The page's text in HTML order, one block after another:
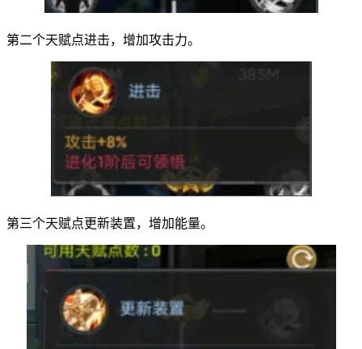
第二个天赋点进击，增加攻击力。
第三个天赋点更新装置，增加能量。